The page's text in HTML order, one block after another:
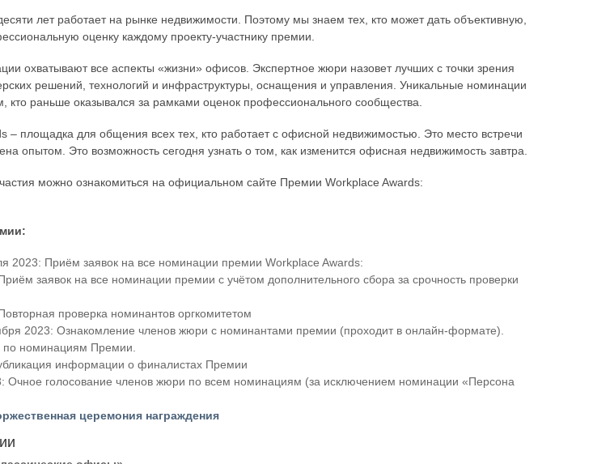
лет работает на рынке недвижимости. Поэтому мы знаем тех, кто может дать объективную,
оценку каждому проекту-участнику премии.
охватывают все аспекты «жизни» офисов. Экспертное жюри назовет лучших с точки зрения
решений, технологий и инфраструктуры, оснащения и управления. Уникальные номинации
кто раньше оказывался за рамками оценок профессионального сообщества.
– площадка для общения всех тех, кто работает с офисной недвижимостью. Это место встречи
опытом. Это возможность сегодня узнать о том, как изменится офисная недвижимость завтра.
можно ознакомиться на официальном сайте Премии Workplace Awards:
2023: Приём заявок на все номинации премии Workplace Awards:
заявок на все номинации премии с учётом дополнительного сбора за срочность проверки
проверка номинантов оргкомитетом
2023: Ознакомление членов жюри с номинантами премии (проходит в онлайн-формате).
по номинациям Премии.
информации о финалистах Премии
Очное голосование членов жюри по всем номинациям (за исключением номинации «Персона
церемония награждения